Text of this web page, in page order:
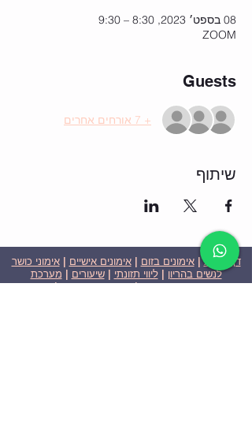
08 בספט׳ 2023, 8:30 – 9:30
ZOOM
Guests
+ 7 אורחים אחרים
שיתוף
דף הבית|אימונים בזום |אימונים אישיים |אימוני כושר
לנשים בהריון |ליווי תזונתי |שיעורים | מערכת
שבועית-אימונים בזום|תוכניות ומחירים|סרטוני